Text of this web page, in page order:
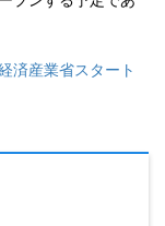
済産業省スタート